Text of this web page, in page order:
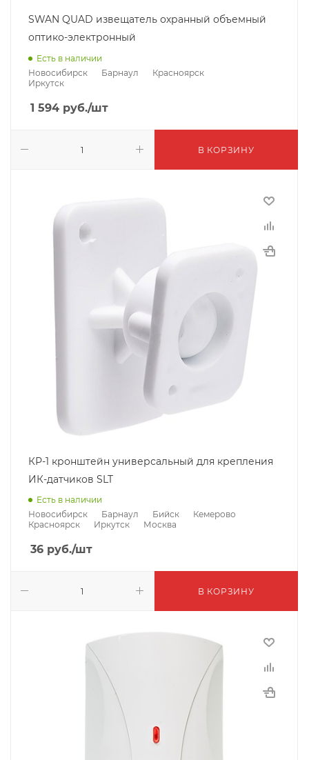
SWAN QUAD извещатель охранный объемный
оптико-электронный
Есть в наличии
Новосибирск
Барнаул
Красноярск
Иркутск
1 594 руб./шт
В КОРЗИНУ
КР-1 кронштейн универсальный для крепления
ИК-датчиков SLT
Есть в наличии
Новосибирск
Барнаул Бийск
Кемерово
Красноярск
Иркутск Москва
36 руб./шт
В КОРЗИНУ